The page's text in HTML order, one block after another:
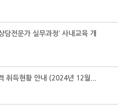
담전문가 실무과정’ 사내교육 개
취득현황 안내 (2024년 12월...